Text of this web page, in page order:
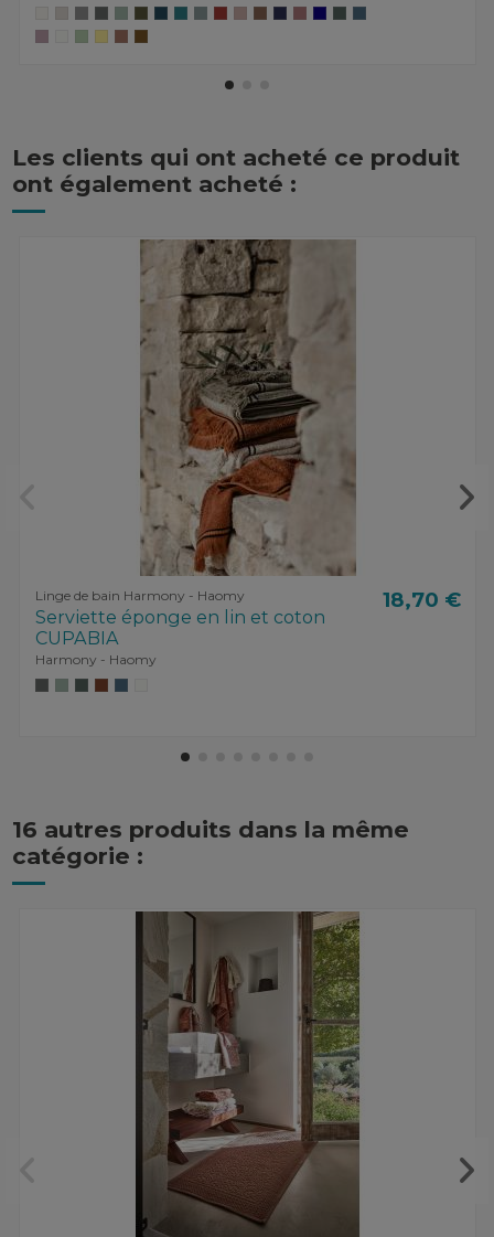
Les clients qui ont acheté ce produit
ont également acheté :
Linge de bain Harmony - Haomy
Serviette éponge en lin et coton
CUPABIA
Harmony - Haomy
18,70 €
16 autres produits dans la même
catégorie :